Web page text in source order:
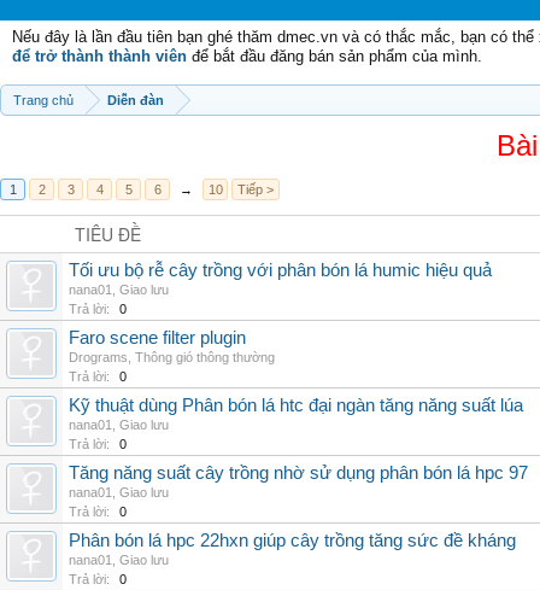
Nếu đây là lần đầu tiên bạn ghé thăm dmec.vn và có thắc mắc, bạn có
để trở thành thành viên để bắt đầu đăng bán sản phẩm của mình.
Trang chủ Diễn đàn
1 2 3 4 5 6 → 10 Tiếp >
TIÊU ĐỀ
Tối ưu bộ rễ cây trồng với phân bón lá humic hiệu quả
nana01
Giao lưu
Trả lời:
0
Faro scene filter plugin
Drograms Thông gió thông thường
Trả lời:
0
Kỹ thuật dùng Phân bón lá htc đại ngàn tăng năng suất lúa
nana01
Giao lưu
Trả lời:
0
Tăng năng suất cây trồng nhờ sử dụng phân bón lá hpc 97
nana01
Giao lưu
Trả lời:
0
Phân bón lá hpc 22hxn giúp cây trồng tăng sức đề kháng
nana01
Giao lưu
Trả lời:
0